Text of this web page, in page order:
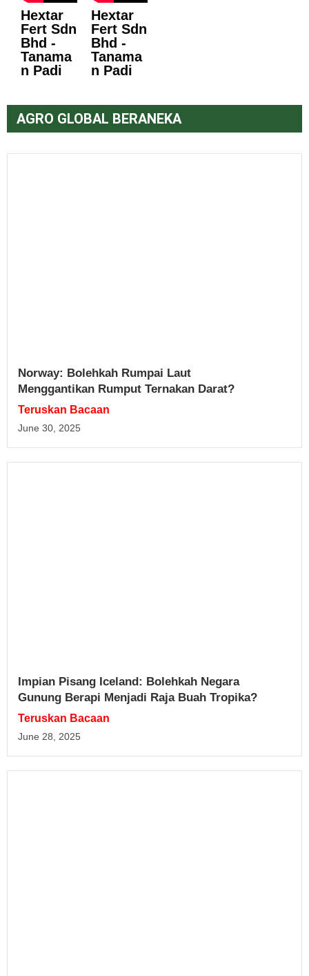
Hextar
Fert Sdn
Bhd -
Tanama
n Padi
Hextar
Fert Sdn
Bhd -
Tanama
n Padi
AGRO GLOBAL BERANEKA
Norway: Bolehkah Rumpai Laut
Menggantikan Rumput Ternakan Darat?
Teruskan Bacaan
June 30, 2025
Impian Pisang Iceland: Bolehkah Negara
Gunung Berapi Menjadi Raja Buah Tropika?
Teruskan Bacaan
June 28, 2025